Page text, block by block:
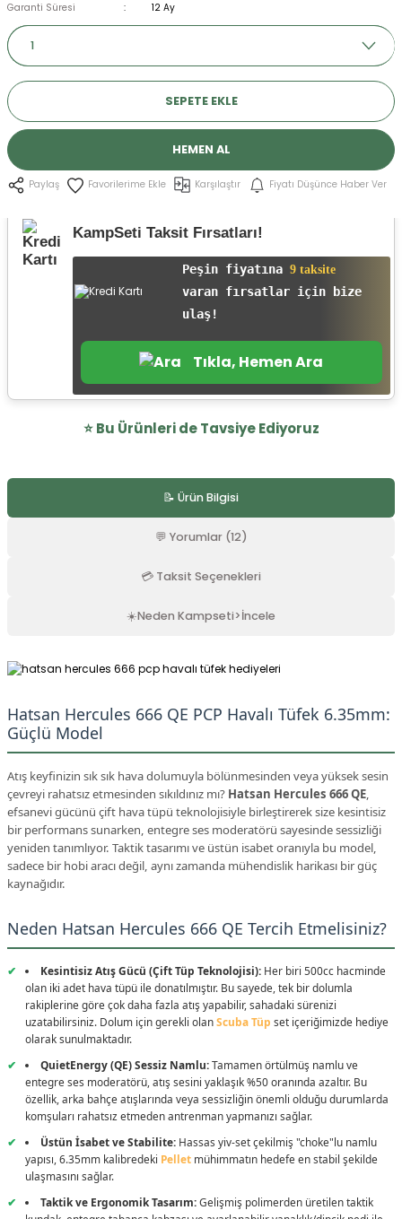
Garanti Süresi
12 Ay
SEPETE EKLE
HEMEN AL
Paylaş Karşılaştır Fiyatı Düşünce Haber Ver
KampSeti Taksit Fırsatları!
Peşin fiyatına 9 taksite
varan fırsatlar için bize
ulaş!
Tıkla, Hemen Ara
⭐️ Bu Ürünleri de Tavsiye Ediyoruz
Hatsan Hercules Bully Long QE PCP Havalı Tüfek 6.35 mm Full Set
39.999,00 TL
PEŞIN FIYATINA 9 TAKSIT
KARGO
Premium Set Hatsan Hercules 666 QE Pcp Havalı Tüfek 6.35mm
42.999,00 TL
SEPETE EKLE
Full Set Hatsan Blitz PCP Havalı Tüfek 6.35 mm Seri Atış-Full AUTO
55.999,00 TL
SEPETE EKLE
★ VIDEOLU ÜRÜN
Premium Set Hatsan Blitz PCP Havalı Tüfek 6.35 mm Seri Atış-Full AUTO
📝 Ürün Bilgisi
💬 Yorumlar (12)
💳 Taksit Seçenekleri
☀️Neden Kampseti>İncele
Hatsan Hercules 666 QE PCP Havalı Tüfek 6.35mm:
Güçlü Model
Atış keyfinizin sık sık hava dolumuyla bölünmesinden veya yüksek sesin
çevreyi rahatsız etmesinden sıkıldınız mı? Hatsan Hercules 666 QE,
efsanevi gücünü çift hava tüpü teknolojisiyle birleştirerek size kesintisiz
bir performans sunarken, entegre ses moderatörü sayesinde sessizliği
yeniden tanımlıyor. Taktik tasarımı ve üstün isabet oranıyla bu model,
sadece bir hobi aracı değil, aynı zamanda mühendislik harikası bir güç
kaynağıdır.
Neden Hatsan Hercules 666 QE Tercih Etmelisiniz?
Kesintisiz Atış Gücü (Çift Tüp Teknolojisi):Her biri 500cc hacminde
olan iki adet hava tüpü ile donatılmıştır. Bu sayede, tek bir dolumla
rakiplerine göre çok daha fazla atış yapabilir, sahadaki sürenizi
uzatabilirsiniz. Dolum için gerekli olanScuba Tüp set içeriğimizde hediye
olarak sunulmaktadır.
QuietEnergy (QE) Sessiz Namlu:Tamamen örtülmüş namlu ve
entegre ses moderatörü, atış sesini yaklaşık %50 oranında azaltır. Bu
özellik, arka bahçe atışlarında veya sessizliğin önemli olduğu durumlarda
komşuları rahatsız etmeden antrenman yapmanızı sağlar.
Üstün İsabet ve Stabilite:Hassas yiv-set çekilmiş "choke"lu namlu
yapısı, 6.35mm kalibredeki Pellet mühimmatın hedefe en stabil şekilde
ulaşmasını sağlar.
Taktik ve Ergonomik Tasarım:Gelişmiş polimerden üretilen taktik